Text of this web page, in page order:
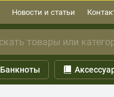
Новости и статьи
Банкноты